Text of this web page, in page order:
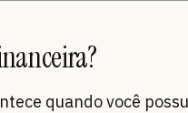
quando você